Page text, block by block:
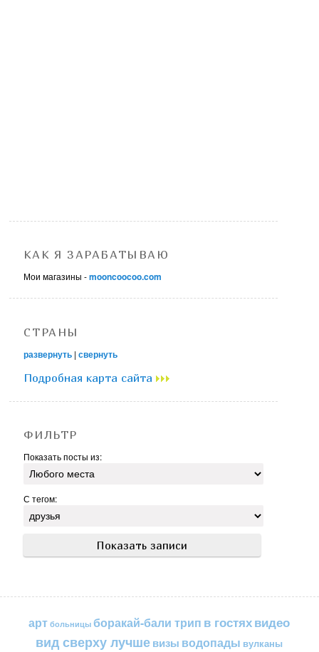
КАК Я ЗАРАБАТЫВАЮ
Мои магазины -mooncoocoo.com
СТРАНЫ
развернуть |свернуть
Подробная карта сайта
ФИЛЬТР
Показать посты из:
С тегом:
арт больницы боракай-бали трип в гостяхвидео
вид сверху лучшевизы водопады вулканы